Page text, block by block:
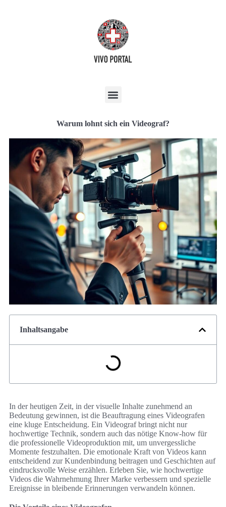
Warum lohnt sich ein Videograf?
Inhaltsangabe
In der heutigen Zeit, in der visuelle Inhalte zunehmend an
Bedeutung gewinnen, ist die Beauftragung eines Videografen
eine kluge Entscheidung. Ein Videograf bringt nicht nur
hochwertige Technik, sondern auch das nötige Know-how für
die professionelle Videoproduktion mit, um unvergessliche
Momente festzuhalten. Die emotionale Kraft von Videos kann
entscheidend zur Kundenbindung beitragen und Geschichten auf
eindrucksvolle Weise erzählen. Erleben Sie, wie hochwertige
Videos die Wahrnehmung Ihrer Marke verbessern und spezielle
Ereignisse in bleibende Erinnerungen verwandeln können.